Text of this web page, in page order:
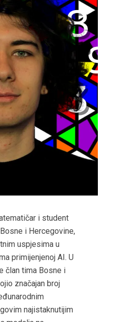
i student
i Hercegovine,
uspjesima u
primijenjenoj AI. U
član tima Bosne i
značajan broj
najistaknutijim